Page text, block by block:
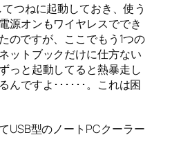
つねに起動しておき、使う
源オンもワイヤレスででき
のですが、ここでもう1つの
ットブックだけに仕方ない
っと起動してると熱暴走し
んですよ･･････。これは困
USB型のノートPCクーラー